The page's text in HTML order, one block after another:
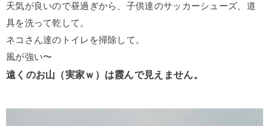
天気が良いので昼過ぎから、子供達のサッカーシューズ、道
具を洗って乾して。
ネコさん達のトイレを掃除して。
風が強い〜
遠くのお山（実家ｗ）は霞んで見えません。